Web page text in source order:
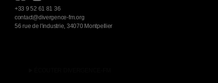
+33 9 52 61 81 36
contact@divergence-fm.org
56 rue de l'industrie, 34070 Montpellier